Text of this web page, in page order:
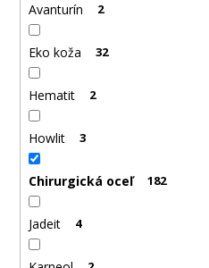
Avanturín 2
Eko koža 32
Hematit 2
Howlit 3
Chirurgická oceľ 182
Jadeit 4